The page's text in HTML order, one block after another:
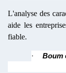
L'analyse des
aide les
fiable.
· Boum